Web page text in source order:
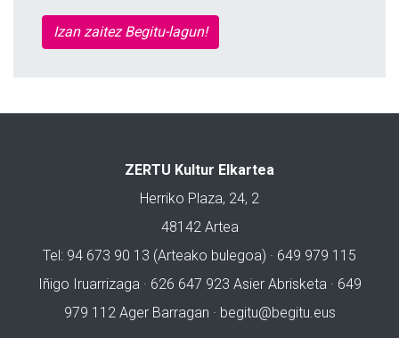
Izan zaitez Begitu-lagun!
ZERTU Kultur Elkartea
Herriko Plaza, 24, 2
48142 Artea
Tel: 94 673 90 13 (Arteako bulegoa) · 649 979 115
Iñigo Iruarrizaga · 626 647 923 Asier Abrisketa · 649
979 112 Ager Barragan · begitu@begitu.eus